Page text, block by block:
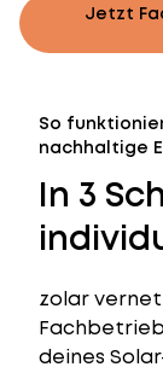
Jetzt
So
nachhaltige
In 3
zolar
deines